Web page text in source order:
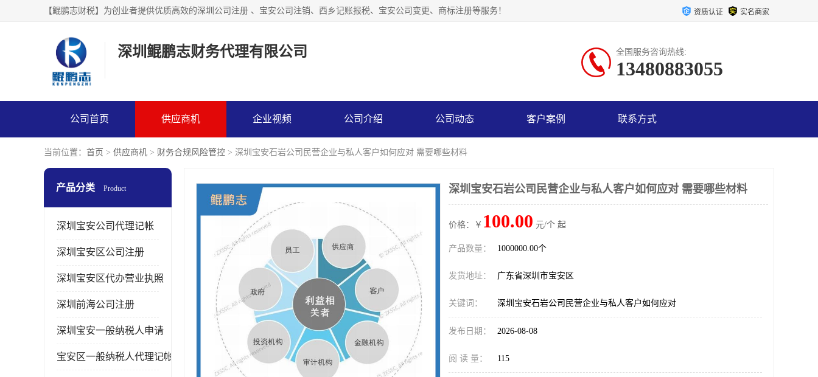
【鲲鹏志财税】为创业者提供优质高效的深圳公司注册 、宝安公司注销、西乡记账报税、宝安公司变更、商标注册等服务！ 资质认证 实名商家
深圳鲲鹏志财务代理有限公司 全国服务咨询热线:
13480883055
公司首页 供应商机 企业视频 公司介绍 公司动态 客户案例 联系方式
当前位置： 首页 > 供应商机 > 财务合规风险管控 > 深圳宝安石岩公司民营企业与私人客户如何应对 需要哪些材料
产品分类 Product
深圳宝安公司代理记帐
深圳宝安区公司注册
深圳宝安区代办营业执照
深圳前海公司注册
深圳宝安一般纳税人申请
宝安区一般纳税人代理记帐
深圳宝安石岩公司民营企业与私人客户如何应对 需要哪些材料
价格：￥ 100.00 元/个 起
产品数量： 1000000.00个
发货地址： 广东省深圳市宝安区
关键词： 深圳宝安石岩公司民营企业与私人客户如何应对
发布日期： 2026-08-08
阅 读 量： 115